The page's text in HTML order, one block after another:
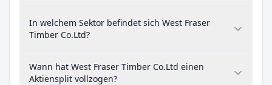
In welchem Sektor befindet sich West Fraser
Timber Co.Ltd?
Wann hat West Fraser Timber Co.Ltd einen
Aktiensplit vollzogen?